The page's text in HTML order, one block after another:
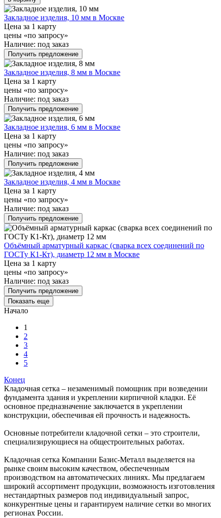
Закладное изделия, 10 мм в Москве
Цена за 1 карту
цены «по запросу»
Наличие: под заказ
Получить предложение
Закладное изделия, 8 мм в Москве
Цена за 1 карту
цены «по запросу»
Наличие: под заказ
Получить предложение
Закладное изделия, 6 мм в Москве
Цена за 1 карту
цены «по запросу»
Наличие: под заказ
Получить предложение
Закладное изделия, 4 мм в Москве
Цена за 1 карту
цены «по запросу»
Наличие: под заказ
Получить предложение
Объёмный арматурный каркас (сварка всех соединений по
ГОСТу К1-Кт), диаметр 12 мм в Москве
Цена за 1 карту
цены «по запросу»
Наличие: под заказ
Получить предложение
Показать еще
Начало
1
2
3
4
5
Конец
Кладочная сетка – незаменимый помощник при возведении
фундамента здания и укреплении кирпичной кладки. Её
основное предназначение заключается в укреплении
конструкции, обеспечивая ей прочность и надежность.
Основные потребители кладочной сетки – это строители,
специализирующиеся на общестроительных работах.
Кладочная сетка Компании Базис-Металл выделяется на
рынке своим высоким качеством, обеспеченным
производством на автоматических линиях. Мы предлагаем
широкий ассортимент продукции, возможность изготовления
нестандартных размеров под индивидуальный запрос,
конкурентные цены и гарантируем наличие сетки во многих
регионах России.